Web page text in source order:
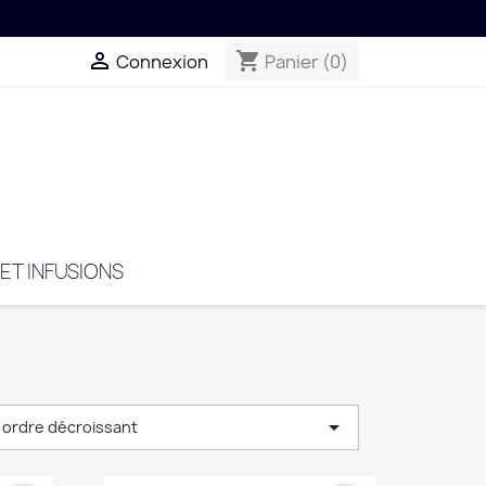
 Connexion shopping_cart Panier (0)
INFUSIONS
décroissant 